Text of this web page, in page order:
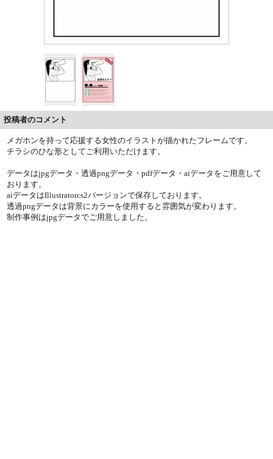
投稿者のコメント
メガホンを持って応援する女性のイラストが描かれたフレームです。
チラシのひな形としてご利用いただけます。
データはjpgデータ・透過pngデータ・pdfデータ・aiデータをご用意して
おります。
aiデータはIllustratorcs2バージョンで保存しております。
透過pngデータは背景にカラーを使用すると雰囲気が変わります。
制作事例はjpgデータでご用意しました。